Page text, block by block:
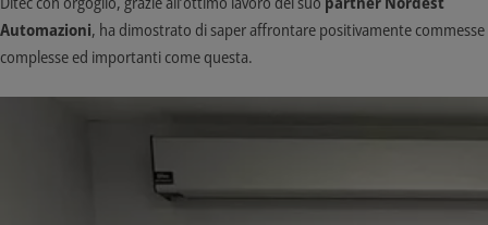
Automazioni, ha dimostrato di saper affrontare positivamente commesse
complesse ed importanti come questa.